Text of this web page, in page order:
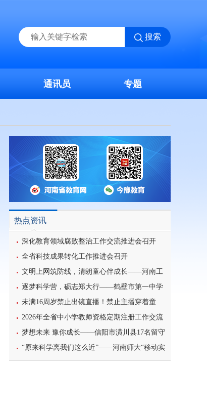
搜索
通讯员 专题
热点资讯
深化教育领域腐败整治工作交流推进会召开
全省科技成果转化工作推进会召开
文明上网筑防线，清朗童心伴成长——河南工
业大学北斗星筑梦志愿服务团队开展科普主题实
践课堂
逐梦科学营，砺志郑大行——鹤壁市第一中学
学子参加2026年郑州大学高校科学营研学之旅纪
实
未满16周岁禁止出镜直播！禁止主播穿着童
装、校服等模仿未成年人直播
2026年全省中小学教师资格定期注册工作交流
暨信息系统使用培训班举办
梦想未来 豫你成长——信阳市潢川县17名留守
儿童赴郑参加省级研学成长营活动
“原来科学离我们这么近”——河南师大“移动实
验室”走进太行山下的乡村课堂